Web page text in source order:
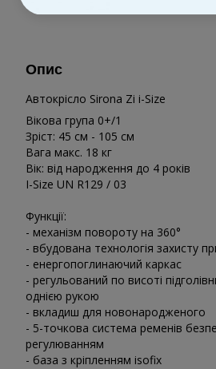
Опис
Автокрісло Sirona Zi i-Size
Вікова група 0+/1
Зріст: 45 см - 105 см
Вага макс. 18 кг
Вік: від народження до 4 років
I-Size UN R129 / 03
Функції:
- механізм повороту на 360°
- вбудована технологія захисту
- енергопоглинаючий каркас
- регульований по висоті
однією рукою
- вкладиш для новонародженого
- 5-точкова система ременів
регулюванням
- база з кріпленням isofix